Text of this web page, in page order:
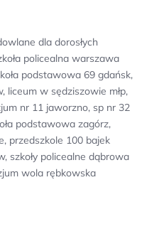
dla dorosłych
policealna warszawa
podstawowa 69 gdańsk,
liceum w sędziszowie młp,
nr 11 jaworzno, sp nr 32
podstawowa zagórz,
przedszkole 100 bajek
szkoły policealne dąbrowa
wola rębkowska